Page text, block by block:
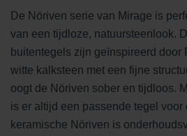
De Nöriven serie van Mirage is
van een tijdloze, natuursteenlook.
buitentegels zijn geïnspireerd door
witte kalksteen met een fijne
oogt de Nöriven sober en tijdloos.
is er altijd een passende tegel voor
keramische Nöriven is